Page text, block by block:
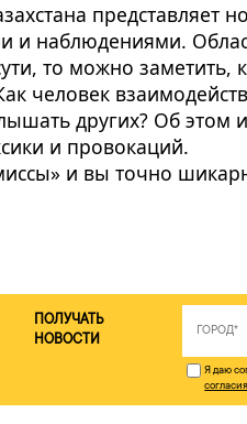
представляет
и наблюдениями.
то можно заметить,
человек
других? Об этом
и провокаций.
и вы точно
ПОЛУЧАТЬ
НОВОСТИ
Я даю
согласия